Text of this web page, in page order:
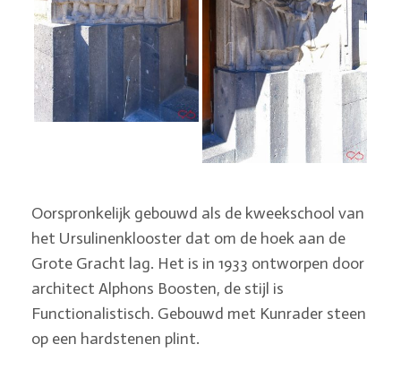
Oorspronkelijk gebouwd als de kweekschool van
het Ursulinenklooster dat om de hoek aan de
Grote Gracht lag. Het is in 1933 ontworpen door
architect Alphons Boosten, de stijl is
Functionalistisch. Gebouwd met Kunrader steen
op een hardstenen plint.